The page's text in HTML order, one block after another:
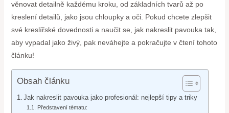
věnovat detailně každému kroku, od základních tvarů až po
kreslení detailů, jako jsou chloupky a oči. Pokud chcete zlepšit
své kreslířské dovednosti a naučit se, jak nakreslit pavouka tak,
aby vypadal jako živý, pak neváhejte a pokračujte v čtení tohoto
článku!
Obsah článku
Jak nakreslit pavouka jako profesionál: nejlepší tipy a triky
Představení tématu: